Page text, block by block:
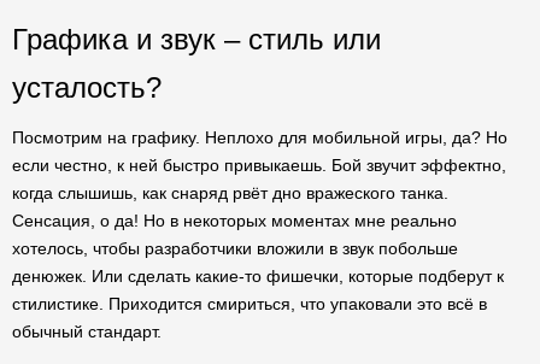
Графика и звук – стиль или
усталость?
Посмотрим на графику. Неплохо для мобильной игры, да? Но
если честно, к ней быстро привыкаешь. Бой звучит эффектно,
когда слышишь, как снаряд рвёт дно вражеского танка.
Сенсация, о да! Но в некоторых моментах мне реально
хотелось, чтобы разработчики вложили в звук побольше
денюжек. Или сделать какие-то фишечки, которые подберут к
стилистике. Приходится смириться, что упаковали это всё в
обычный стандарт.